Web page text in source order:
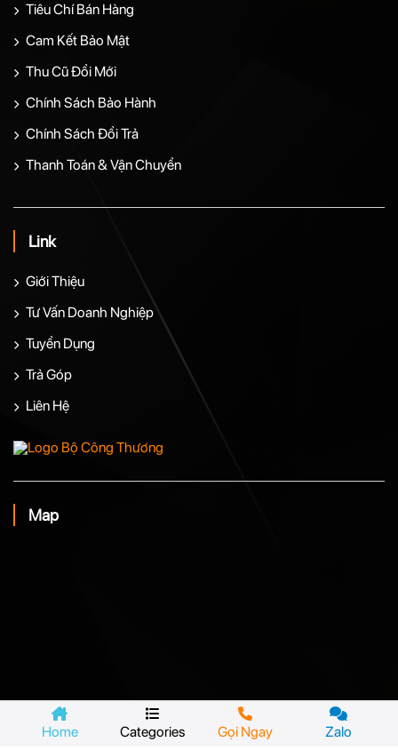
Tiêu Chí Bán Hàng
Cam Kết Bảo Mật
Thu Cũ Đổi Mới
Chính Sách Bảo Hành
Chính Sách Đổi Trả
Thanh Toán & Vận Chuyển
Link
Giới Thiệu
Tư Vấn Doanh Nghiệp
Tuyển Dụng
Trả Góp
Liên Hệ
Map
Home Categories Gọi Ngay Zalo